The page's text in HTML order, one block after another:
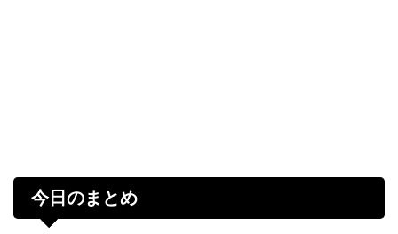
今日のまとめ